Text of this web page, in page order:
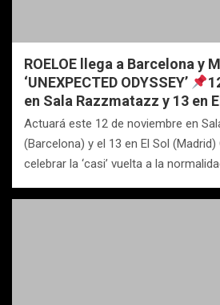
ROELOE llega a Barcelona y
‘UNEXPECTED ODYSSEY’
en Sala Razzmatazz y 13 en
Actuará este 12 de noviembre en
(Barcelona) y el 13 en El Sol
celebrar la ‘casi’ vuelta a la